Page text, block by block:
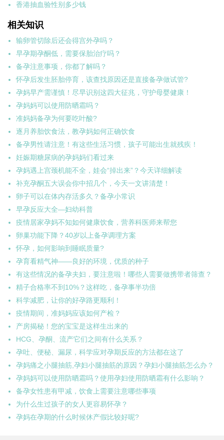
香港抽血验性别多少钱
相关知识
输卵管切除后还会得宫外孕吗？
早孕期孕酮低，需要保胎治疗吗？
备孕注意事项，你都了解吗？
怀孕后发生胚胎停育，该查找原因还是直接备孕做试管?
孕妈早产需谨慎！尽早识别这四大征兆，守护母婴健康！
孕妈妈可以使用防晒霜吗？
准妈妈备孕为何要吃叶酸?
逐月养胎饮食法，教孕妈如何正确饮食
备孕男性请注意！有这些生活习惯，孩子可能出生就残疾！
妊娠期糖尿病的孕妈妈们看过来
孕妈遇上宫颈机能不全，娃会“掉出来”？今天详细解读
补充孕酮五大误会你中招几个，今天一文讲清楚！
卵子可以在体内存活多久？备孕小常识
早孕反应大全—妇幼科普
疫情居家孕妈不知如何健康饮食，营养科医师来帮您
卵巢功能下降？40岁以上备孕调理方案
怀孕，如何影响到睡眠质量?
孕育看精气神——良好的环境，优质的种子
有这些情况的备孕夫妇，要注意啦！哪些人需要做携带者筛查？
精子合格率不到10%？这样吃，备孕事半功倍
科学减肥，让你的好孕路更顺利！
疫情期间，准妈妈应该如何产检？
产房揭秘！您的宝宝是这样生出来的
HCG、孕酮、流产它们之间有什么关系？
孕吐、便秘、漏尿，科学应对孕期反应的方法都在这了
孕妈痛之小腿抽筋,孕妇小腿抽筋的原因？孕妇小腿抽筋怎么办？
孕妈妈可以使用防晒霜吗？使用孕妇使用防晒霜有什么影响？
备孕女性患有甲减，饮食上需要注意哪些事项
为什么生过孩子的女人更容易怀孕？
孕妈在孕期的什么时候休产假比较好呢?